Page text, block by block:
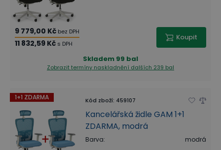
9 779,00 Kč bez DPH
11 832,59 Kč s DPH
Koupit
Skladem 99 bal
Zobrazit termíny naskladnění dalších 239 bal
1+1 ZDARMA Kód zboží: 459107
Kancelářská židle GAM 1+1
ZDARMA, modrá
Barva: modrá